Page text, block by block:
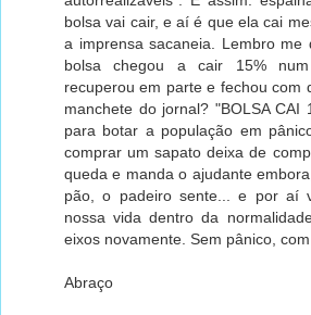
bolsa vai cair, e aí é que ela cai
a imprensa sacaneia. Lembro
bolsa chegou a cair 15%
recuperou em parte e fechou com
manchete do jornal? "BOLSA CAI
para botar a população em
comprar um sapato deixa de
queda e manda o ajudante
pão, o padeiro sente... e por aí
nossa vida dentro da
eixos novamente. Sem pânico,
Abraço